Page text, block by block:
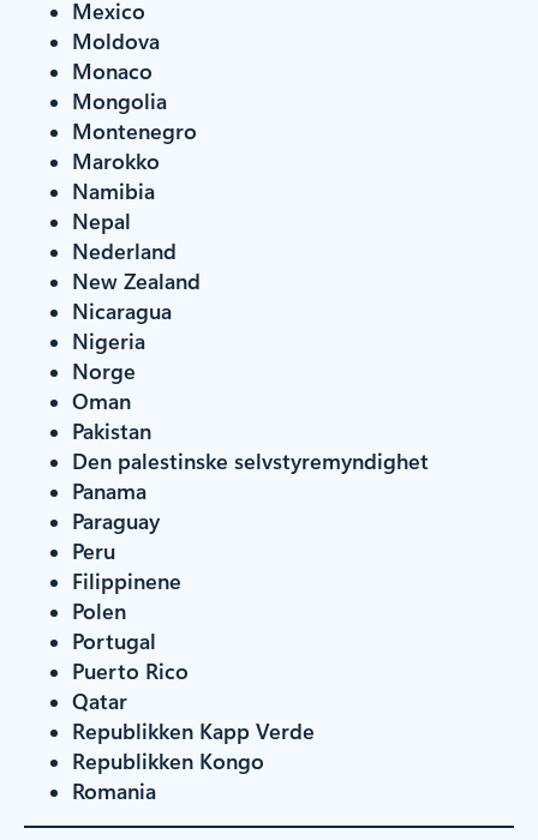
Mexico
Moldova
Monaco
Mongolia
Montenegro
Marokko
Namibia
Nepal
Nederland
New Zealand
Nicaragua
Nigeria
Norge
Oman
Pakistan
Den palestinske selvstyremyndighet
Panama
Paraguay
Peru
Filippinene
Polen
Portugal
Puerto Rico
Qatar
Republikken Kapp Verde
Republikken Kongo
Romania